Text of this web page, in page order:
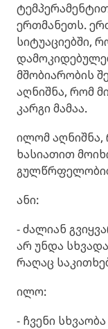
ერთმანეთს.
სიტუაციებში,
მშობიარობის
აღნიშნა, რომ
კარგი მამაა.
ილომ აღნიშნა,
ხასიათით
ანი:
- ძალიან
არ უნდა
რაღაც
ილო:
- ჩვენი